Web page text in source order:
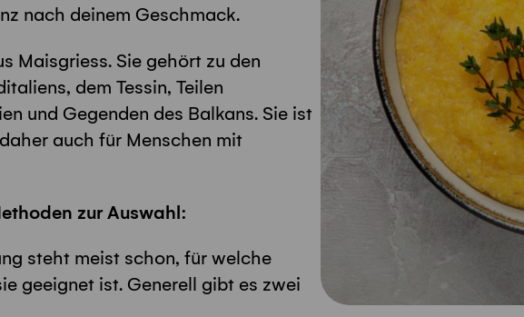
nach deinem Geschmack.
Maisgriess. Sie gehört zu den
dem Tessin, Teilen
und Gegenden des Balkans. Sie ist
auch für Menschen mit
zur Auswahl:
steht meist schon, für welche
geeignet ist. Generell gibt es zwei